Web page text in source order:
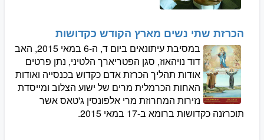
הכרזת שתי נשים מארץ הקודש כקדושות
במסיבת עיתונאים ביום ד, ה-6 במאי 2015, האב
דוד נויהאוז, סגן הפטריארך הלטיני, נתן פרטים
אודות תהליך הכרזת אדם כקדוש בכנסייה ואודות
האחות הכרמלית מרים של ישוע הצלוב ומייסדת
נזירות המחרוזת מרי אלפונסין ג'טאס אשר
תוכרזנה כקדושות ברומא ב-17 במאי 2015.